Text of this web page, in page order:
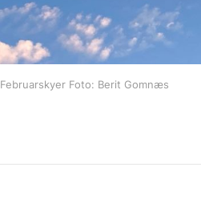
Februarskyer Foto: Berit Gomnæs